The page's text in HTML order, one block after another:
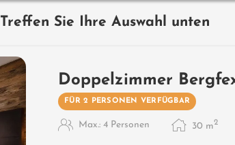
Treffen Sie Ihre Auswahl unten
Doppelzimmer
FÜR 2 PERSONEN VERFÜGBAR
Max.: 4 Personen 30 m2